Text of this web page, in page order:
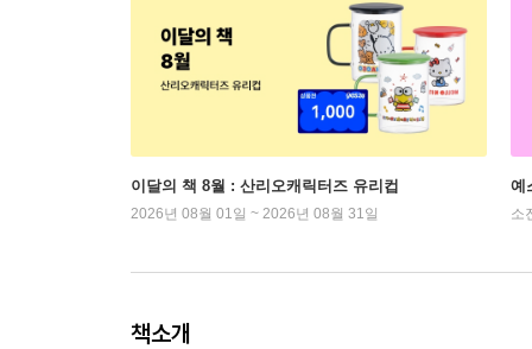
이달의 책 8월 : 산리오캐릭터즈 유리컵
2026년 08월 01일 ~ 2026년 08월 31일
예
소
책소개